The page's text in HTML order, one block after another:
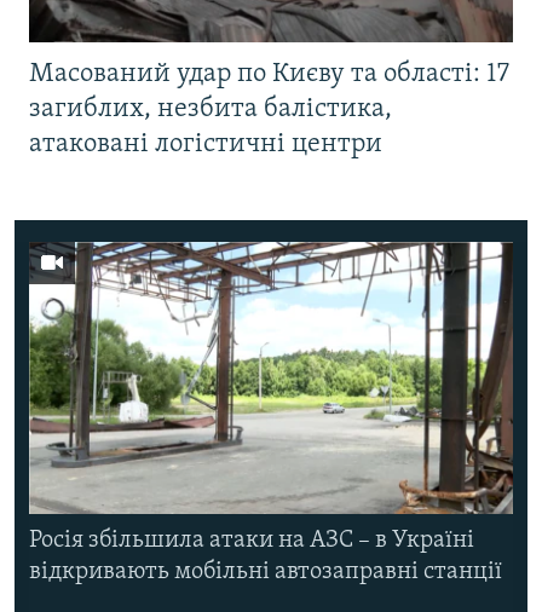
Масований удар по Києву та області: 17
загиблих, незбита балістика,
атаковані логістичні центри
Росія збільшила атаки на АЗС – в Україні
відкривають мобільні автозаправні станції